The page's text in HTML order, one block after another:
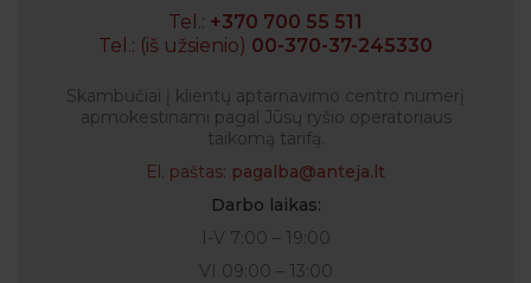
Tel.: +370 700 55 511
Tel.: (iš užsienio) 00-370-37-245330
Skambučiai į klientų aptarnavimo centro numerį
apmokestinami pagal Jūsų ryšio operatoriaus
taikomą tarifą.
El. paštas: pagalba@anteja.lt
Darbo laikas:
I-V 7:00 – 19:00
VI 09:00 – 13:00